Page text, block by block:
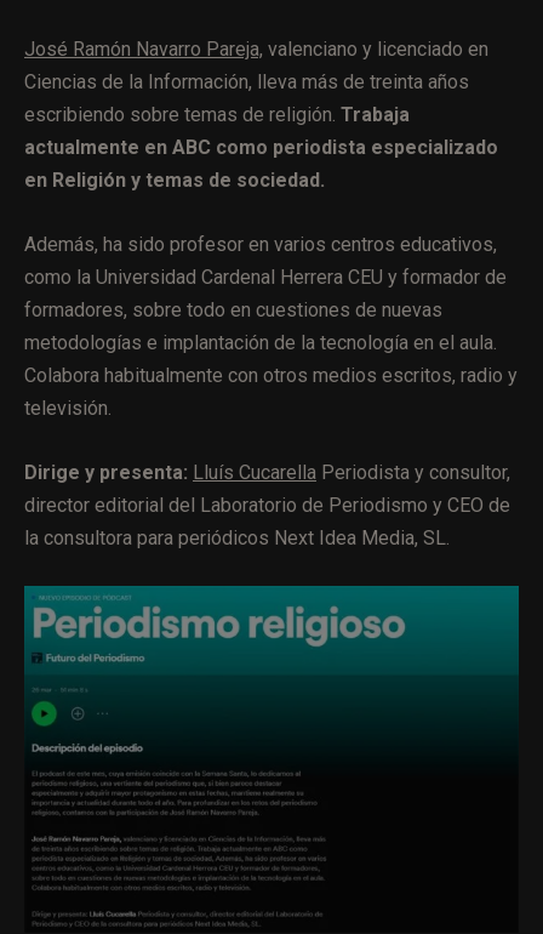
José Ramón Navarro Pareja, valenciano y licenciado en
Ciencias de la Información, lleva más de treinta años
escribiendo sobre temas de religión. Trabaja
actualmente en ABC como periodista especializado
en Religión y temas de sociedad.
Además, ha sido profesor en varios centros educativos,
como la Universidad Cardenal Herrera CEU y formador de
formadores, sobre todo en cuestiones de nuevas
metodologías e implantación de la tecnología en el aula.
Colabora habitualmente con otros medios escritos, radio y
televisión.
Dirige y presenta: Lluís Cucarella Periodista y consultor,
director editorial del Laboratorio de Periodismo y CEO de
la consultora para periódicos Next Idea Media, SL.